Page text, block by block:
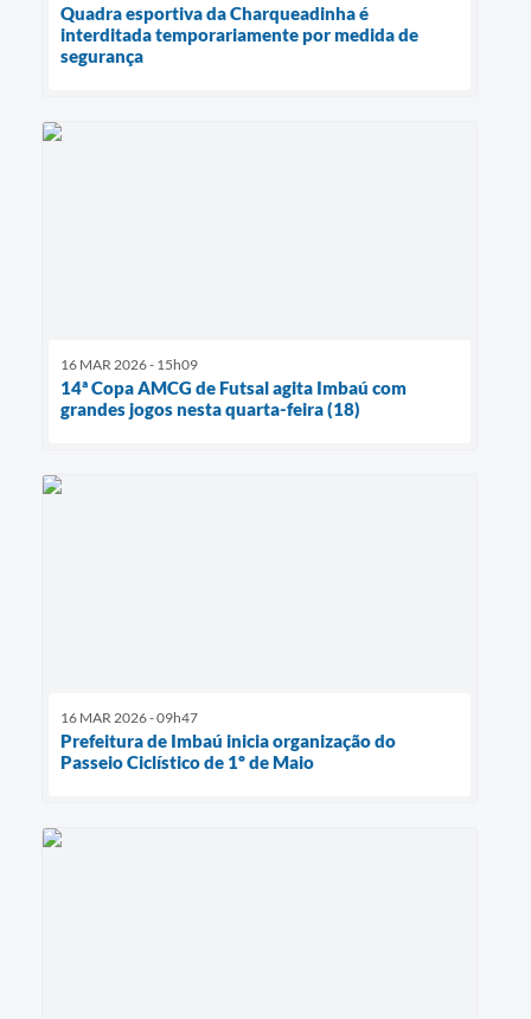
Quadra esportiva da Charqueadinha é
interditada temporariamente por medida de
segurança
16 MAR 2026 - 15h09
14ª Copa AMCG de Futsal agita Imbaú com
grandes jogos nesta quarta-feira (18)
16 MAR 2026 - 09h47
Prefeitura de Imbaú inicia organização do
Passeio Ciclístico de 1º de Maio